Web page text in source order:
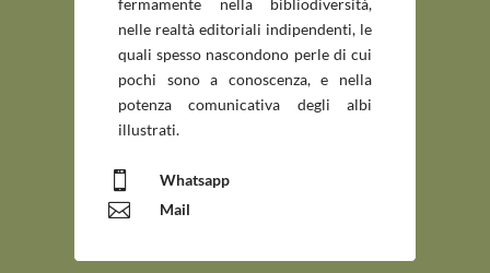
fermamente nella bibliodiversità,
nelle realtà editoriali indipendenti, le
quali spesso nascondono perle di cui
pochi sono a conoscenza, e nella
potenza comunicativa degli albi
illustrati.
 Whatsapp
 Mail